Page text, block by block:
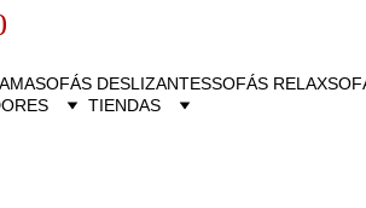
SOFÁS DESLIZANTESSOFÁS RELAX
TIENDAS